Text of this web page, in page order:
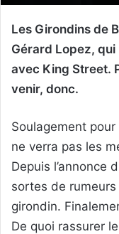
Les Girondins de
Gérard Lopez,
avec King Street.
venir, donc.
Soulagement
ne verra pas les
Depuis l’annonce
sortes de
girondin.
De quoi rassurer